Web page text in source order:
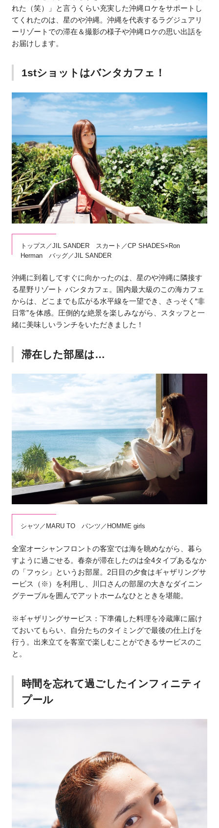
れた（笑）」と言うくらい充実した沖縄ロケをサポートし
てくれたのは、星のや沖縄。沖縄を代表するラグジュアリ
ーリゾートでの滞在＆撮影の様子や沖縄ロケの思い出話を
お届けします。
1stショットはバンタカフェ！
トップス／JIL SANDER スカート／CP SHADES×Ron
Herman バッグ／JIL SANDER
沖縄に到着してすぐに向かったのは、星のや沖縄に隣接す
る星野リゾート バンタカフェ。国内最大級のこの海カフェ
からは、どこまでも広がる水平線を一望でき、さっそく“非
日常”を体感。圧倒的な絶景を楽しみながら、スタッフと一
緒に美味しいランチをいただきました！
滞在した部屋は…
シャツ／MARU TO パンツ／HOMME girls
全室オーシャンフロントの客室では海を眺めながら、暮ら
すように過ごせる。春奈が滞在したのは全4タイプあるなか
の「フゥシ」というお部屋。2日目の夕食はギャザリングサ
ービス（※）を利用し、川口さんの部屋の大きなダイニン
グテーブルを囲んでアットホームなひとときを堪能。
※ギャザリングサービス：下準備した料理を冷蔵庫に届け
ておいてもらい、自分たちのタイミングで最後の仕上げを
行う。出来立てを客室で楽しむことができるサービスのこ
と。
時間を忘れて過ごしたインフィニティ
プール